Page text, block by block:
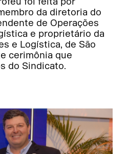
da diretoria do
de Operações
e proprietário da
e Logística, de São
cerimônia que
do Sindicato.